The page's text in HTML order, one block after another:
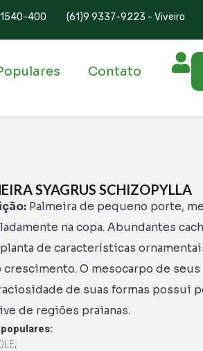
400 (61)9 9337-9223 - Viveiro
Contato
SYAGRUS SCHIZOPYLLA
Palmeira de pequeno porte,
na copa. Abundantes
planta de características
crescimento. O mesocarpo de
de suas formas possui
de regiões praianas.
populares:
;